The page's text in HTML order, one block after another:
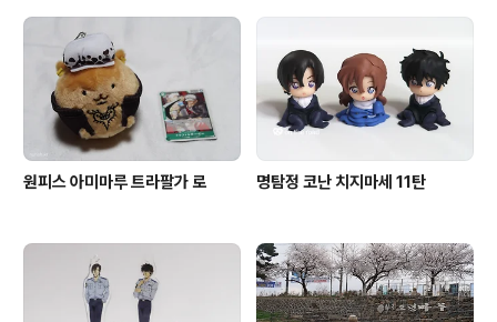
원피스 아미마루 트라팔가 로 명탐정 코난 치지마세 11탄